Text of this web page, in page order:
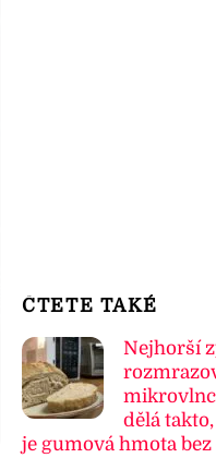
ČTETE TAKÉ
Nejhorší
dělá
je gumová hmota